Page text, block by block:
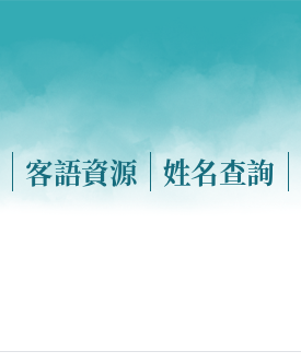
客語資源 姓名查詢